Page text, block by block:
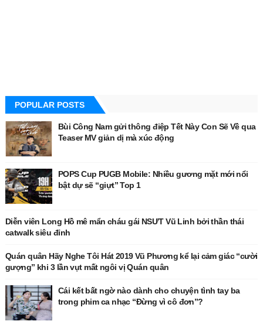
POPULAR POSTS
Bùi Công Nam gửi thông điệp Tết Này Con Sẽ Về qua
Teaser MV giản dị mà xúc động
POPS Cup PUGB Mobile: Nhiều gương mặt mới nổi
bật dự sẽ “giựt” Top 1
Diễn viên Long Hồ mê mẩn cháu gái NSƯT Vũ Linh bởi thần thái
catwalk siêu đỉnh
Quán quân Hãy Nghe Tôi Hát 2019 Vũ Phương kể lại cảm giác “cười
gượng” khi 3 lần vụt mất ngôi vị Quán quân
Cái kết bất ngờ nào dành cho chuyện tình tay ba
trong phim ca nhạc “Đừng vì cô đơn”?